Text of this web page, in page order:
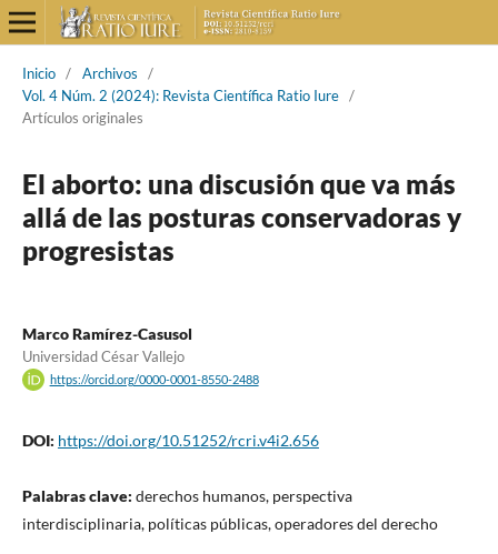
Inicio / Archivos
/
Vol. 4 Núm. 2 (2024): Revista Científica Ratio Iure /
Artículos originales
El aborto: una discusión que va más
allá de las posturas conservadoras y
progresistas
Marco Ramírez-Casusol
Universidad César Vallejo
https://orcid.org/0000-0001-8550-2488
DOI: https://doi.org/10.51252/rcri.v4i2.656
Palabras clave: derechos humanos, perspectiva
interdisciplinaria, políticas públicas, operadores del derecho